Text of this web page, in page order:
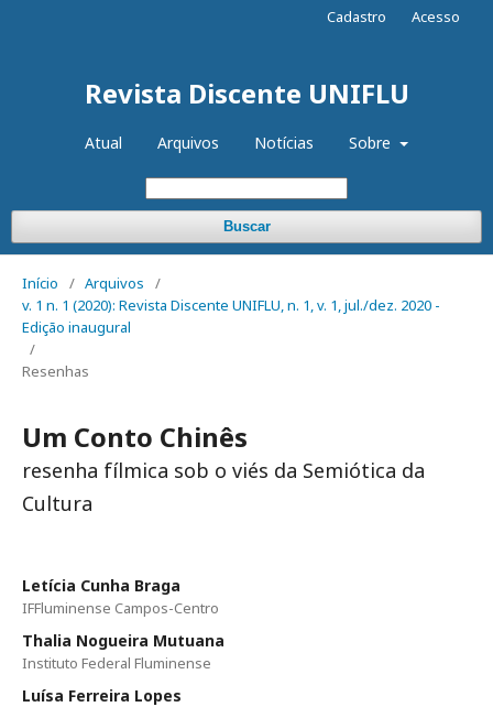
Revista Discente UNIFLU
Atual Arquivos Notícias Sobre
Buscar
Cadastro Acesso
Início / Arquivos
/
v. 1 n. 1 (2020): Revista Discente UNIFLU, n. 1, v. 1, jul./dez. 2020 -
Edição inaugural
/
Resenhas
Um Conto Chinês
resenha fílmica sob o viés da Semiótica da
Cultura
Letícia Cunha Braga
IFFluminense Campos-Centro
Thalia Nogueira Mutuana
Instituto Federal Fluminense
Luísa Ferreira Lopes